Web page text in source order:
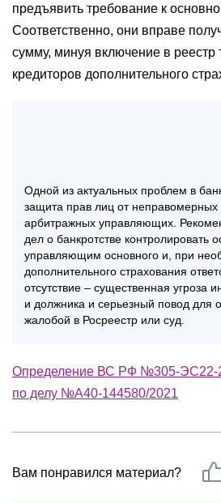
предъявить требование к
Соответственно, они вправе
сумму, минуя включение в реестр
кредиторов дополнительного
Одной из актуальных проблем в
защита прав лиц от неправомерных
арбитражных управляющих.
дел о банкротстве контролировать
управляющим основного и, при
дополнительного страхования
отсутствие – существенная угроза
и должника и серьезный повод для
жалобой в Росреестр или суд.
Определение ВС РФ №305-ЭС22-
по делу №А40-144580/2021
Вам понравился материал?